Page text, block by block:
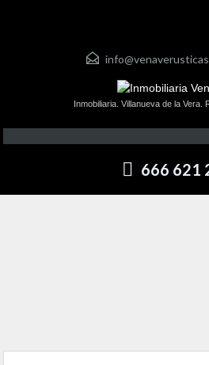
Inmobiliaria. Villanueva de la Vera.
666 621